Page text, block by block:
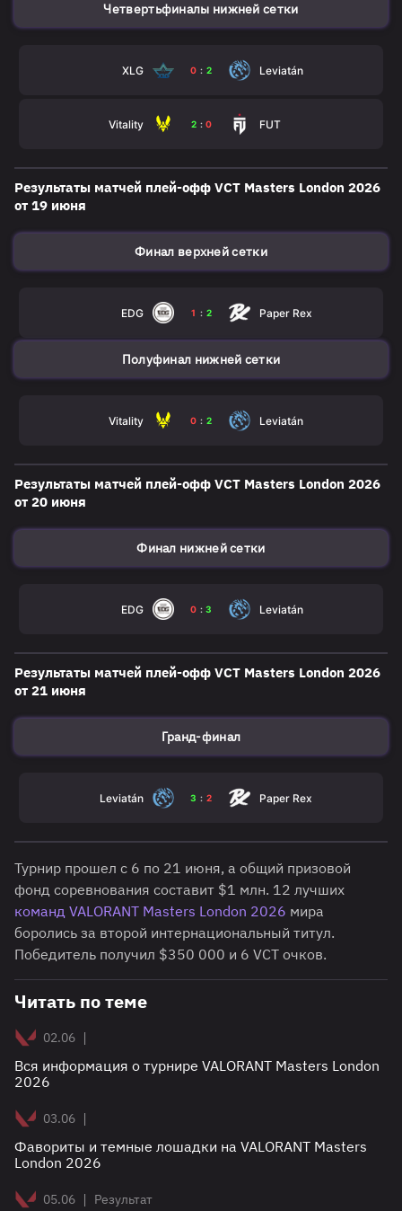
Четвертьфиналы нижней сетки
XLG 0 : 2 Leviatán
Vitality 2 : 0 FUT
Результаты матчей плей-офф VСT Masters London 2026
от 19 июня
Финал верхней сетки
EDG 1 : 2 Paper Rex
Полуфинал нижней сетки
Vitality 0 : 2 Leviatán
Результаты матчей плей-офф VСT Masters London 2026
от 20 июня
Финал нижней сетки
EDG 0 : 3 Leviatán
Результаты матчей плей-офф VСT Masters London 2026
от 21 июня
Гранд-финал
Leviatán 3 : 2 Paper Rex
Турнир прошел с 6 по 21 июня, а общий призовой
фонд соревнования составит $1 млн. 12 лучших
команд VALORANT Masters London 2026 мира
боролись за второй интернациональный титул.
Победитель получил $350 000 и 6 VCT очков.
Читать по теме
02.06 |
Вся информация о турнире VALORANT Masters London
2026
03.06 |
Фавориты и темные лошадки на VALORANT Masters
London 2026
05.06 | Результат